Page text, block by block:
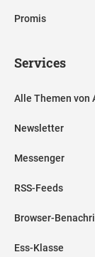
Promis
Services
Alle Themen von
Newsletter
Messenger
RSS-Feeds
Browser-
Ess-Klasse